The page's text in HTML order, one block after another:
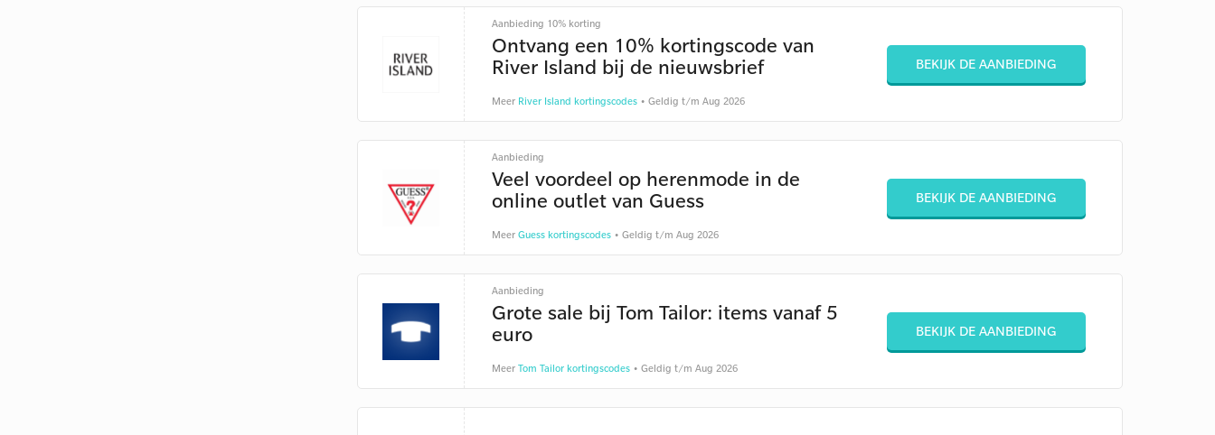
Aanbieding 10% korting
Ontvang een 10% kortingscode van
River Island bij de nieuwsbrief
Meer River Island kortingscodes• Geldig t/m Aug 2026
BEKIJK DE AANBIEDING
Aanbieding
Veel voordeel op herenmode in de
online outlet van Guess
Meer Guess kortingscodes• Geldig t/m Aug 2026
BEKIJK DE AANBIEDING
Aanbieding
Grote sale bij Tom Tailor: items vanaf 5
euro
Meer Tom Tailor kortingscodes• Geldig t/m Aug 2026
BEKIJK DE AANBIEDING